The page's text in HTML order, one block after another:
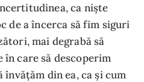
ca niște
de a încerca să fim siguri
mai degrabă să
care să descoperim
învățăm din ea, ca și cum